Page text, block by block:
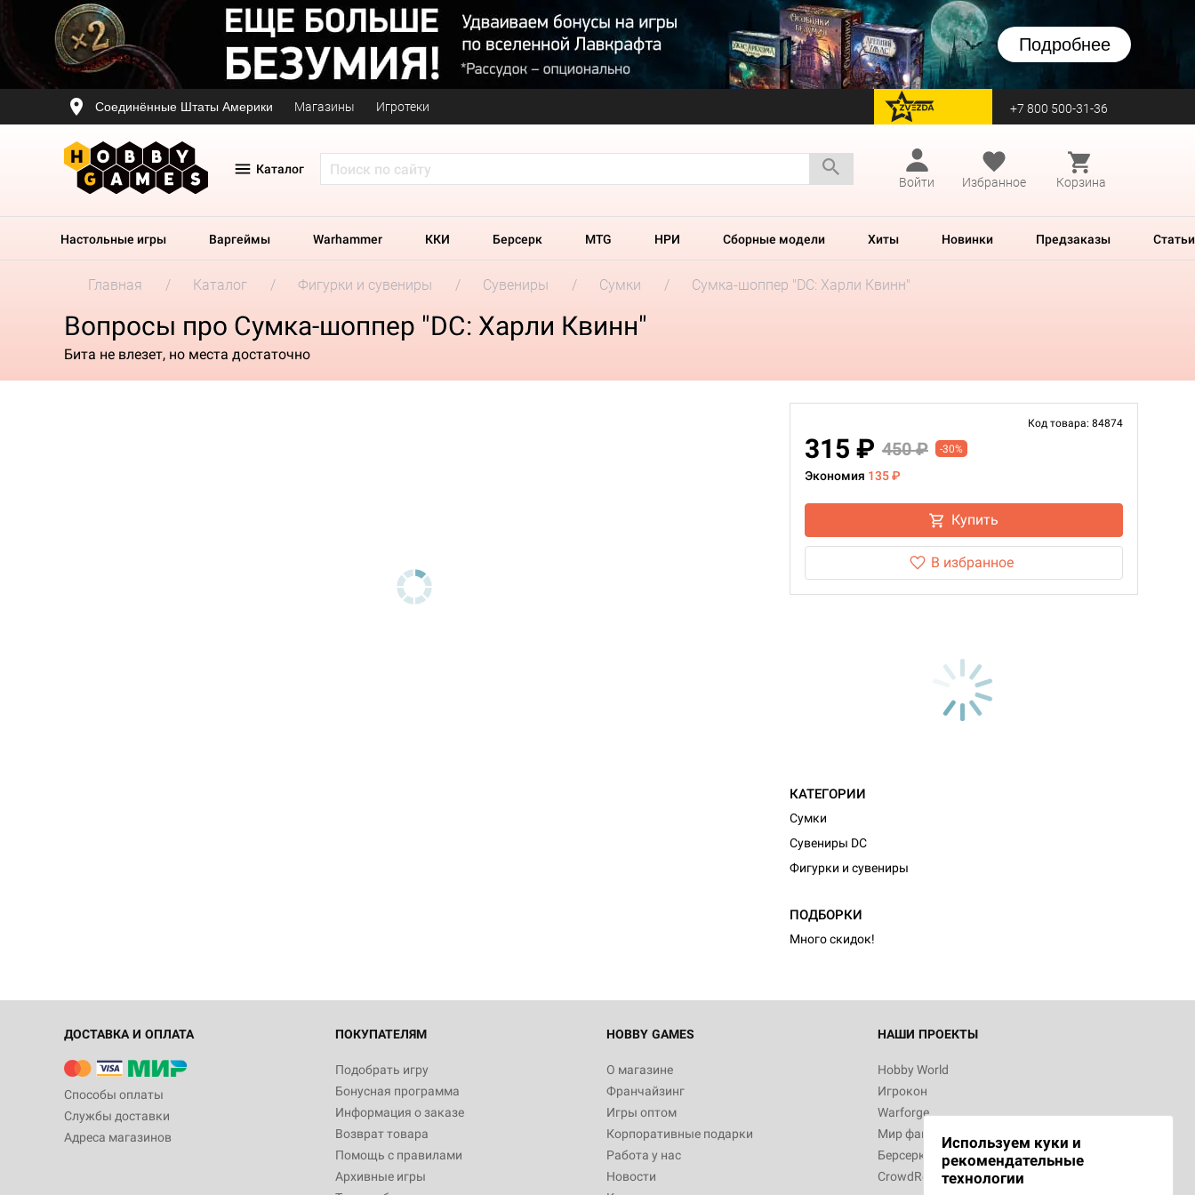
Подробнее
Соединённые Штаты Америки Магазины Игротеки перейти на Zvezda +7 800 500-31-36
Каталог
Войти
Избранное Корзина
Настольные игры Варгеймы Warhammer ККИ Берсерк MTG НРИ Сборные модели Хиты Новинки Предзаказы Статьи
Главная Каталог Фигурки и сувениры Сувениры Сумки Сумка-шоппер "DC: Харли Квинн"
Вопросы про Сумка-шоппер "DC: Харли Квинн"
Бита не влезет, но места достаточно
Код товара: 84874
315 ₽ 450 ₽ -30%
Экономия 135 ₽
Купить
В избранное
КАТЕГОРИИ
Сумки
Сувениры DC
Фигурки и сувениры
ПОДБОРКИ
Много скидок!
ДОСТАВКА И ОПЛАТА
Способы оплаты
Службы доставки
Адреса магазинов
ПОКУПАТЕЛЯМ
Подобрать игру
Бонусная программа
Информация о заказе
Возврат товара
Помощь с правилами
Архивные игры
HOBBY GAMES
О магазине
Франчайзинг
Игры оптом
Корпоративные подарки
Работа у нас
Новости
НАШИ ПРОЕКТЫ
Hobby World
Игрокон
Warforge
Мир фантастики
Берсерк
CrowdRepublic
Используем куки и
рекомендательные
технологии